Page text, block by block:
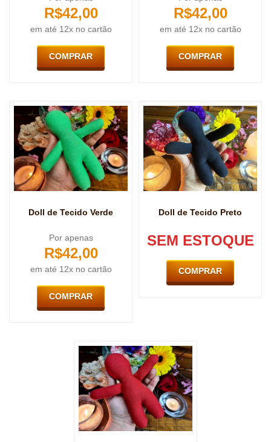
R$42,00
em até 12x no cartão
COMPRAR
R$42,00
em até 12x no cartão
COMPRAR
Doll de Tecido Verde
Por apenas
R$42,00
em até 12x no cartão
COMPRAR
Doll de Tecido Preto
SEM ESTOQUE
COMPRAR